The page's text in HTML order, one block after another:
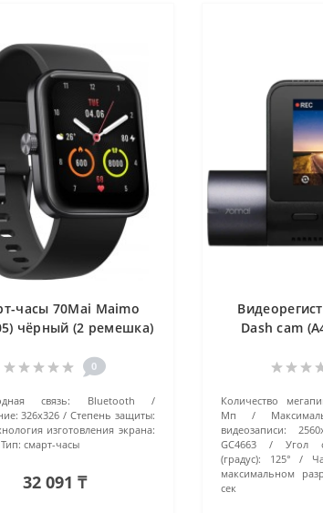
часы 70Mai Maimo
чёрный (2 ремешка)
0
связь:
Bluetooth
326х326
Степень защиты:
изготовления экрана:
Тип: смарт-часы
32 091 ₸
Dash cam
Количество
Мп
видеозаписи:
GC4663
Угол
(градус):
125°
максимальном
сек